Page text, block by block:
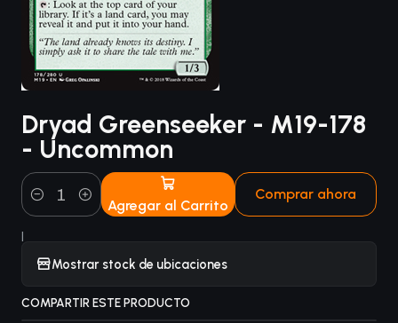
Dryad Greenseeker - M19-178
- Uncommon
Cantidad Agregar al Carrito
Comprar ahora
|
Mostrar stock de ubicaciones
COMPARTIR ESTE PRODUCTO